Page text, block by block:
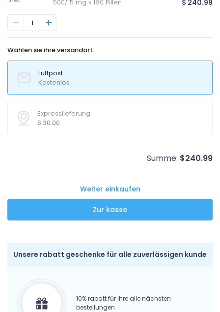
500/15 mg x 180 Pillen $ 240.99
Wählen sie ihre versandart:
Luftpost
Kostenlos
Expresslieferung
$ 30.00
Summe: $240.99
Weiter einkaufen
Unsere rabatt geschenke für alle zuverlässigen kunde
10% rabatt für ihre alle nächsten
bestellungen